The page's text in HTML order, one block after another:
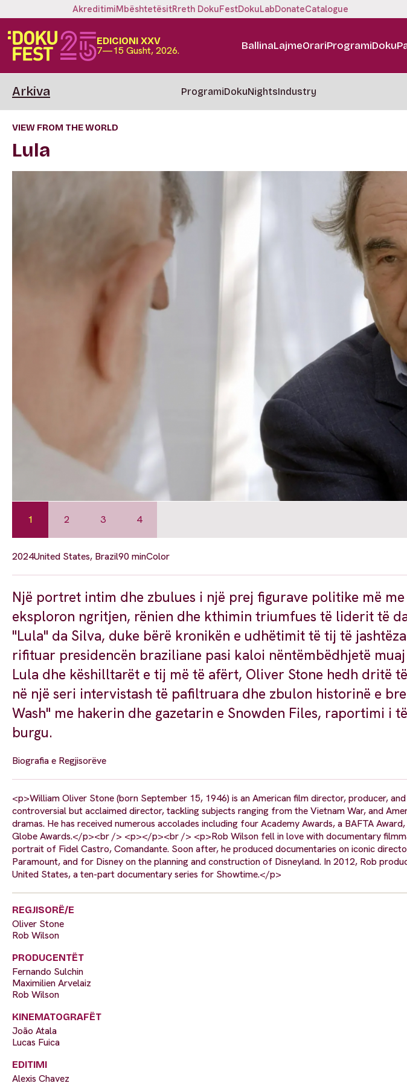
AkreditimiMbështetësitRreth DokuFestDokuLabDonateCatalogue
EDICIONI XXV
7—15 Gusht, 2026. BallinaLajmeOrariProgrami
Arkiva ProgramiDokuNightsIndustry
VIEW FROM THE WORLD
Lula
1 2 3 4
2024United States, Brazil90 minColor
Një portret intim dhe zbulues i një prej figurave politike më
eksploron ngritjen, rënien dhe kthimin triumfues të liderit të
"Lula" da Silva, duke bërë kronikën e udhëtimit të tij të
rifituar presidencën braziliane pasi kaloi nëntëmbëdhjetë
Lula dhe këshilltarët e tij më të afërt, Oliver Stone hedh dritë
në një seri intervistash të pafiltruara dhe zbulon historinë e
Wash" me hakerin dhe gazetarin e Snowden Files, raportimi i
burgu.
Biografia e Regjisorëve
<p>William Oliver Stone (born September 15, 1946) is an American film director, producer,
controversial but acclaimed director, tackling subjects ranging from the Vietnam War, and
dramas. He has received numerous accolades including four Academy Awards, a BAFTA
Globe Awards.</p><br /> <p></p><br /> <p>Rob Wilson fell in love with documentary
portrait of Fidel Castro, Comandante. Soon after, he produced documentaries on iconic
Paramount, and for Disney on the planning and construction of Disneyland. In 2012, Rob
United States, a ten-part documentary series for Showtime.</p>
REGJISORË/E
Oliver Stone
Rob Wilson
PRODUCENTËT
Fernando Sulchin
Maximilien Arvelaiz
Rob Wilson
KINEMATOGRAFËT
João Atala
Lucas Fuica
EDITIMI
Alexis Chavez